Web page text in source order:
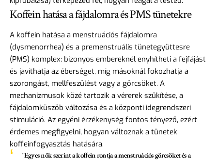
Koffein hatása a fájdalomra és PMS tünetekre
A koffein hatása a menstruációs fájdalomra
(dysmenorrhea) és a premenstruális tünetegyüttesre
(PMS) komplex: bizonyos embereknél enyhítheti a fejfájást
és javíthatja az éberséget, míg másoknál fokozhatja a
szorongást, mellfeszülést vagy a görcsöket. A
mechanizmusok közé tartozik a vérerek szűkítése, a
fájdalomküszöb változása és a központi idegrendszeri
stimuláció. Az egyéni érzékenység fontos tényező, ezért
érdemes megfigyelni, hogyan változnak a tünetek
koffeinfogyasztás hatására.
"Egyes nők szerint a koffein rontja a menstruációs görcsöket és a